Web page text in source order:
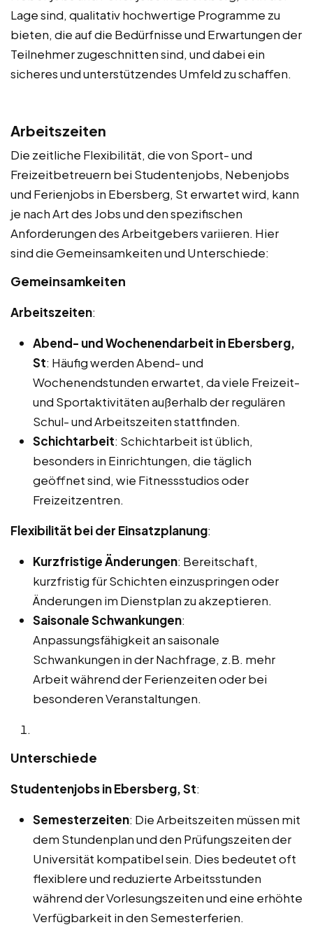
Lage sind, qualitativ hochwertige Programme zu
bieten, die auf die Bedürfnisse und Erwartungen der
Teilnehmer zugeschnitten sind, und dabei ein
sicheres und unterstützendes Umfeld zu schaffen.
Arbeitszeiten
Die zeitliche Flexibilität, die von Sport- und
Freizeitbetreuern bei Studentenjobs, Nebenjobs
und Ferienjobs in Ebersberg, St erwartet wird, kann
je nach Art des Jobs und den spezifischen
Anforderungen des Arbeitgebers variieren. Hier
sind die Gemeinsamkeiten und Unterschiede:
Gemeinsamkeiten
Arbeitszeiten:
Abend- und Wochenendarbeit in Ebersberg,
St: Häufig werden Abend- und
Wochenendstunden erwartet, da viele Freizeit-
und Sportaktivitäten außerhalb der regulären
Schul- und Arbeitszeiten stattfinden.
Schichtarbeit: Schichtarbeit ist üblich,
besonders in Einrichtungen, die täglich
geöffnet sind, wie Fitnessstudios oder
Freizeitzentren.
Flexibilität bei der Einsatzplanung:
Kurzfristige Änderungen: Bereitschaft,
kurzfristig für Schichten einzuspringen oder
Änderungen im Dienstplan zu akzeptieren.
Saisonale Schwankungen:
Anpassungsfähigkeit an saisonale
Schwankungen in der Nachfrage, z.B. mehr
Arbeit während der Ferienzeiten oder bei
besonderen Veranstaltungen.
Unterschiede
Studentenjobs in Ebersberg, St:
Semesterzeiten: Die Arbeitszeiten müssen mit
dem Stundenplan und den Prüfungszeiten der
Universität kompatibel sein. Dies bedeutet oft
flexiblere und reduzierte Arbeitsstunden
während der Vorlesungszeiten und eine erhöhte
Verfügbarkeit in den Semesterferien.